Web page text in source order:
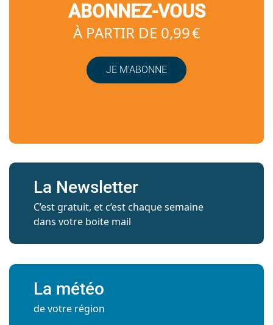
ABONNEZ-VOUS
À PARTIR DE 0,99 €
JE M’ABONNE
La Newsletter
C’est gratuit, et c’est chaque semaine
dans votre boite mail
La météo
de votre région